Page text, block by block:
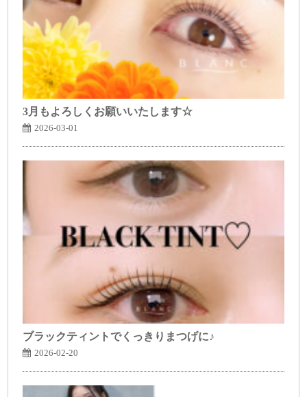
3月もよろしくお願いいたします☆
2026-03-01
ブラックティントでくっきりまつげに♪
2026-02-20